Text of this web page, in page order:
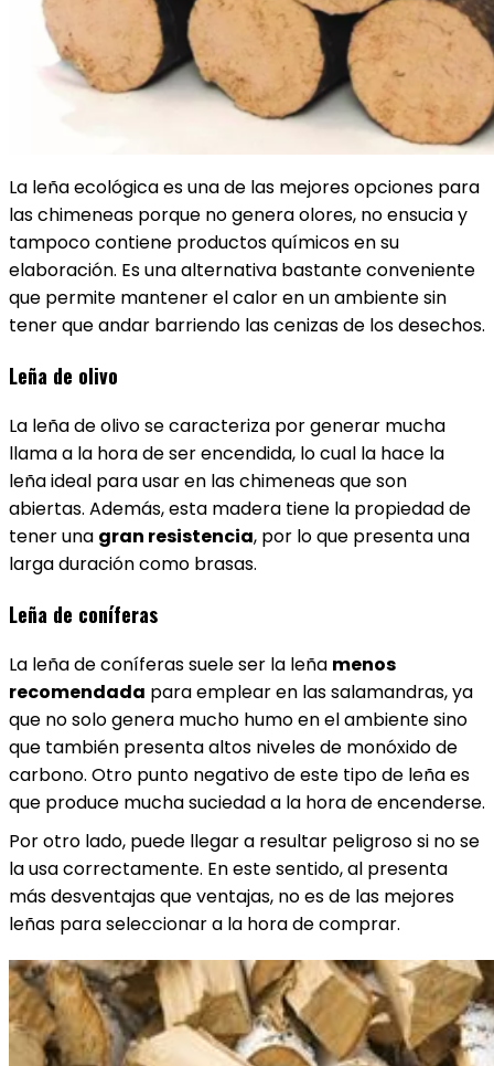
La leña ecológica es una de las mejores opciones para
las chimeneas porque no genera olores, no ensucia y
tampoco contiene productos químicos en su
elaboración. Es una alternativa bastante conveniente
que permite mantener el calor en un ambiente sin
tener que andar barriendo las cenizas de los desechos.
Leña de olivo
La leña de olivo se caracteriza por generar mucha
llama a la hora de ser encendida, lo cual la hace la
leña ideal para usar en las chimeneas que son
abiertas. Además, esta madera tiene la propiedad de
tener una gran resistencia, por lo que presenta una
larga duración como brasas.
Leña de coníferas
La leña de coníferas suele ser la leña menos
recomendada para emplear en las salamandras, ya
que no solo genera mucho humo en el ambiente sino
que también presenta altos niveles de monóxido de
carbono. Otro punto negativo de este tipo de leña es
que produce mucha suciedad a la hora de encenderse.
Por otro lado, puede llegar a resultar peligroso si no se
la usa correctamente. En este sentido, al presenta
más desventajas que ventajas, no es de las mejores
leñas para seleccionar a la hora de comprar.